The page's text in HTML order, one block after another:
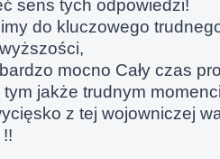
sens tych odpowiedzi!
do kluczowego
mocno Cały czas
jakże trudnym
z tej wojowniczej